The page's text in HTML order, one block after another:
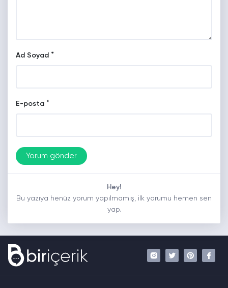
Ad Soyad *
E-posta *
Hey!
Bu yazıya henüz yorum yapılmamış, ilk yorumu hemen sen
yap.